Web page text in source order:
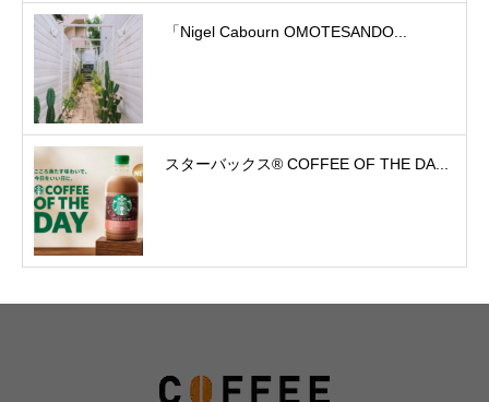
「Nigel Cabourn OMOTESANDO...
スターバックス® COFFEE OF THE DA...